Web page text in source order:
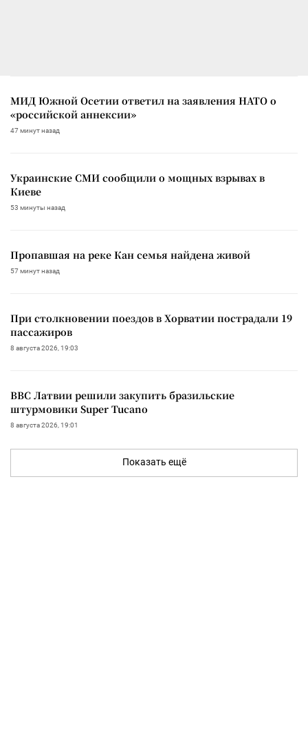
МИД Южной Осетии ответил на заявления НАТО о
«российской аннексии»
47 минут назад
Украинские СМИ сообщили о мощных взрывах в
Киеве
53 минуты назад
Пропавшая на реке Кан семья найдена живой
57 минут назад
При столкновении поездов в Хорватии пострадали 19
пассажиров
8 августа 2026, 19:03
ВВС Латвии решили закупить бразильские
штурмовики Super Tucano
8 августа 2026, 19:01
Показать ещё